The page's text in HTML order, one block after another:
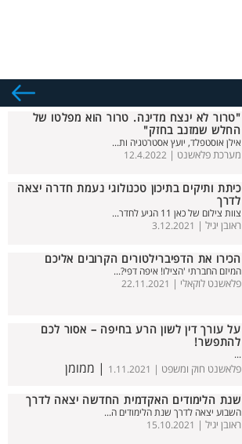
"טרור לא ינצח מדינה. טרור הוא מפלטו של
החלש שמזנב בחזק"
אילן אוסטפלד, יועץ אסטרטגיה ות...
מערכת פלאשנט | 12.4.2022
כיתת ותיקים בתיכון טכנולוגי נעמת חדרה יצאה
לדרך
צוות צילום של כאן 11 הגיע לחדר...
ראובן יגיל | 3.12.2021
הכירו את הדפיברילטורים הקרובים אליכם
המיזם החברתי 'הצילו! איפה דפי?...
פלאשנט לוקאלי | 22.11.2021
על עורך דין לשון הרע בחיפה – אסור לכם
להתפשר!
...
פלאשנט חוק ומשפט | 1.11.2021 | ממומן
שנת הלימודים האקדמית החדשה יצאה לדרך
השבוע יצאה לדרך שנת הלימודים ה...
ראובן יגיל | 15.10.2021